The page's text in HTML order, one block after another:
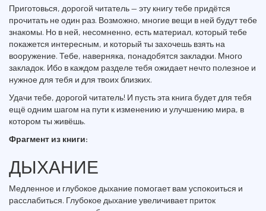
Приготовься, дорогой читатель — эту книгу тебе придётся
прочитать не один раз. Возможно, многие вещи в ней будут тебе
знакомы. Но в ней, несомненно, есть материал, который тебе
покажется интересным, и который ты захочешь взять на
вооружение. Тебе, наверняка, понадобятся закладки. Много
закладок. Ибо в каждом разделе тебя ожидает нечто полезное и
нужное для тебя и для твоих близких.
Удачи тебе, дорогой читатель! И пусть эта книга будет для тебя
ещё одним шагом на пути к изменению и улучшению мира, в
котором ты живёшь.
Фрагмент из книги:
ДЫХАНИЕ
Медленное и глубокое дыхание помогает вам успокоиться и
расслабиться. Глубокое дыхание увеличивает приток